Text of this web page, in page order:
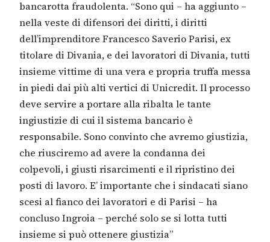
bancarotta fraudolenta. “Sono qui – ha aggiunto –
nella veste di difensori dei diritti, i diritti
dell’imprenditore Francesco Saverio Parisi, ex
titolare di Divania, e dei lavoratori di Divania, tutti
insieme vittime di una vera e propria truffa messa
in piedi dai più alti vertici di Unicredit. Il processo
deve servire a portare alla ribalta le tante
ingiustizie di cui il sistema bancario è
responsabile. Sono convinto che avremo giustizia,
che riusciremo ad avere la condanna dei
colpevoli, i giusti risarcimenti e il ripristino dei
posti di lavoro. E’ importante che i sindacati siano
scesi al fianco dei lavoratori e di Parisi – ha
concluso Ingroia – perché solo se si lotta tutti
insieme si può ottenere giustizia”